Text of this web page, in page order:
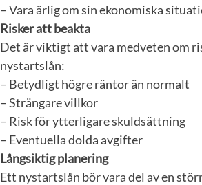
– Vara ärlig om sin ekonomiska
Risker att beakta
Det är viktigt att vara medveten om
nystartslån:
– Betydligt högre räntor än normalt
– Strängare villkor
– Risk för ytterligare skuldsättning
– Eventuella dolda avgifter
Långsiktig planering
Ett nystartslån bör vara del av en